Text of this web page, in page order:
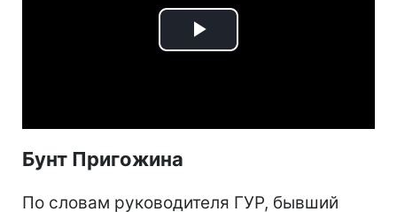
Play
Бунт Пригожина
По словам руководителя ГУР, бывший